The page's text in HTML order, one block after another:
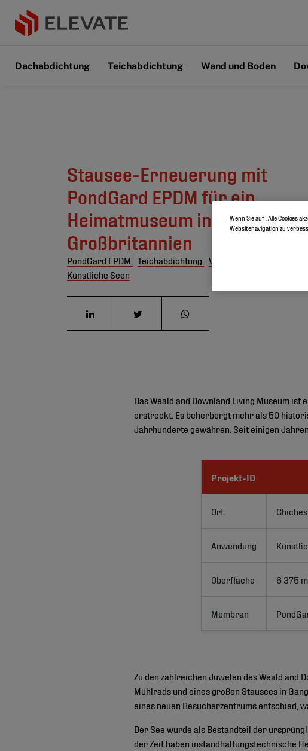
Dachabdichtung Teichabdichtung Wand und Boden
Stausee-Erneuerung mit
PondGard EPDM für ein
Heimatmuseum in
Großbritannien
PondGard EPDM, Teichabdichtung,
Vereinigtes Königreich,
Künstliche Seen
Das Weald and Downland Living Museum
erstreckt. Es beherbergt mehr als 50
Jahrhunderte gewähren. Seit einigen
Projekt-ID
Ort
Anwendung
Oberfläche 6 375
Membran
Zu den zahlreichen Juwelen des Weald
Mühlrads und eines großen Stausees in
eines neuen Besucherzentrums entschied,
Der See wurde als Bestandteil der
der Zeit haben instandhaltungstechnische
Wenn Sie auf „Alle Cookies
Websitenavigation zu